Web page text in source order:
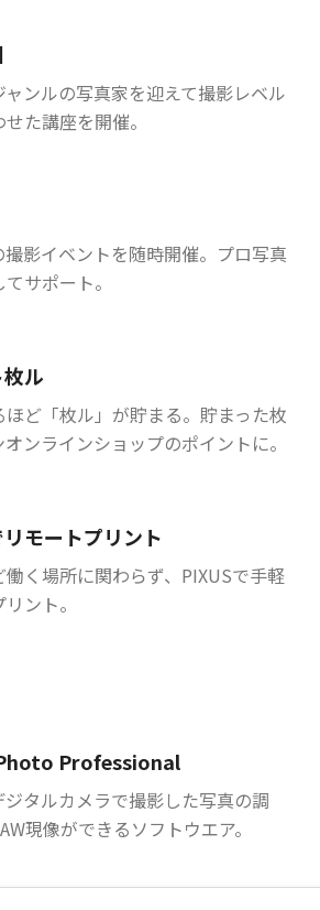
ャンルの写真家を迎えて撮影レベル
た講座を開催。
撮影イベントを随時開催。プロ写真
サポート。
ル
ほど「枚ル」が貯まる。貯まった枚
ンラインショップのポイントに。
モートプリント
く場所に関わらず、PIXUSで手軽
ント。
Professional
ジタルカメラで撮影した写真の調
現像ができるソフトウエア。